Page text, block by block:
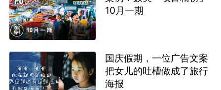
10月一期
国庆假期，一位广告文案
把女儿的吐槽做成了旅行
海报